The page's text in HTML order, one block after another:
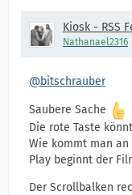
Kiosk - RSS
Nathanael2316
@bitschrauber
Saubere Sache
Die rote Taste
Wie kommt man
Play beginnt der
Der Scrollbalken